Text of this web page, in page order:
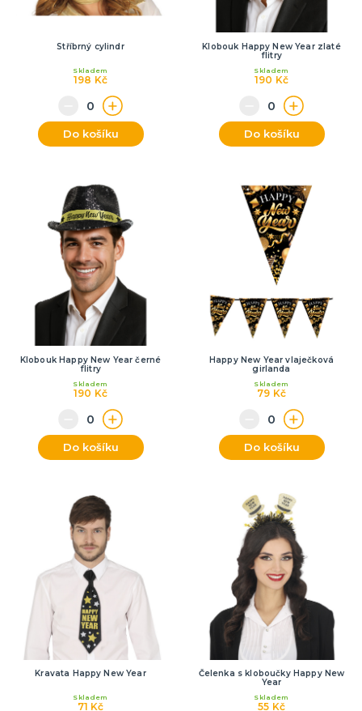
Stříbrný cylindr
198 Kč
Skladem
Do košíku
Klobouk Happy New Year zlaté
flitry
190 Kč
Skladem
Do košíku
Klobouk Happy New Year černé
flitry
190 Kč
Skladem
Do košíku
Happy New Year vlaječková
girlanda
79 Kč
Skladem
Do košíku
Kravata Happy New Year
71 Kč
Skladem
Čelenka s kloboučky Happy New
Year
55 Kč
Skladem